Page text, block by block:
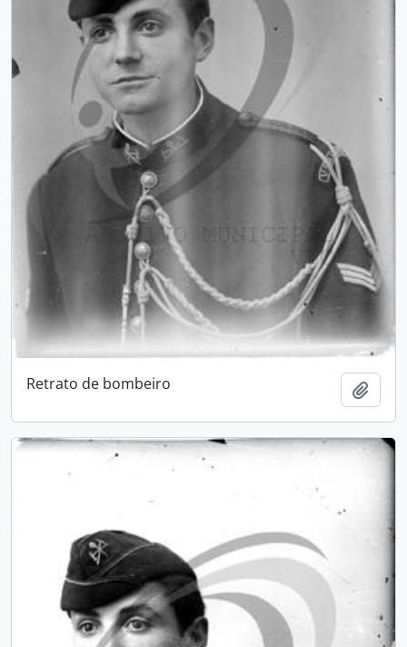
Retrato de bombeiro